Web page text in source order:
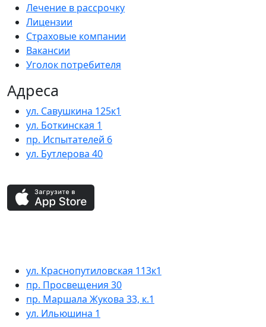
Лечение в рассрочку
Лицензии
Страховые компании
Вакансии
Уголок потребителя
Адреса
ул. Савушкина 125к1
ул. Боткинская 1
пр. Испытателей 6
ул. Бутлерова 40
ул. Краснопутиловская 113к1
пр. Просвещения 30
пр. Маршала Жукова 33, к.1
ул. Ильюшина 1